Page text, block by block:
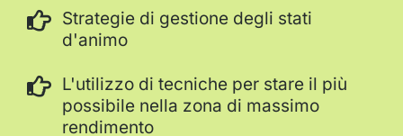
Strategie di gestione degli stati
d'animo
L'utilizzo di tecniche per stare il più
possibile nella zona di massimo
rendimento